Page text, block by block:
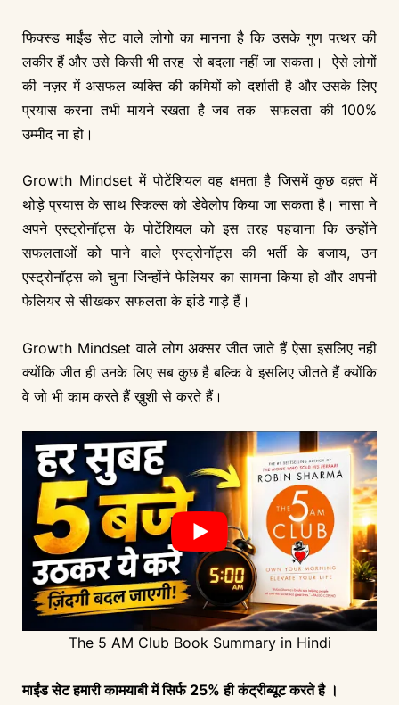
फिक्स्ड माईंड सेट वाले लोगो का मानना है कि उसके गुण पत्थर की
लकीर हैं और उसे किसी भी तरह से बदला नहीं जा सकता। ऐसे लोगों
की नज़र में असफल व्यक्ति की कमियों को दर्शाती है और उसके लिए
प्रयास करना तभी मायने रखता है जब तक सफलता की 100%
उम्मीद ना हो।
Growth Mindset में पोटेंशियल वह क्षमता है जिसमें कुछ वक़्त में
थोड़े प्रयास के साथ स्किल्स को डेवेलोप किया जा सकता है। नासा ने
अपने एस्ट्रोनॉट्स के पोटेंशियल को इस तरह पहचाना कि उन्होंने
सफलताओं को पाने वाले एस्ट्रोनॉट्स की भर्ती के बजाय, उन
एस्ट्रोनॉट्स को चुना जिन्होंने फेलियर का सामना किया हो और अपनी
फेलियर से सीखकर सफलता के झंडे गाड़े हैं।
Growth Mindset वाले लोग अक्सर जीत जाते हैं ऐसा इसलिए नही
क्योंकि जीत ही उनके लिए सब कुछ है बल्कि वे इसलिए जीतते हैं क्योंकि
वे जो भी काम करते हैं ख़ुशी से करते हैं।
The 5 AM Club Book Summary in Hindi
माईंड सेट हमारी कामयाबी में सिर्फ 25% ही कंट्रीब्यूट करते है ।